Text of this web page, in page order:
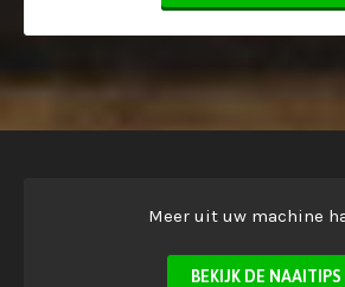
Meer uit uw machine
BEKIJK DE NAAITIPS